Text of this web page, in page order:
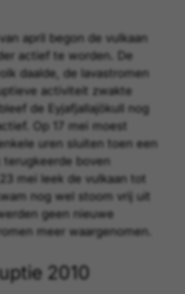
april begon de vulkaan
actief te worden. De
daalde, de lavastromen
activiteit zwakte
de Eyjafjallajökull nog
Op 17 mei moest
uren sluiten toen een
terugkeerde boven
mei leek de vulkaan tot
nog wel stoom vrij uit
geen nieuwe
meer waargenomen.
2010